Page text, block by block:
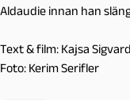
Aldaudie innan han
Text & film: Kajsa
Foto: Kerim Serifler